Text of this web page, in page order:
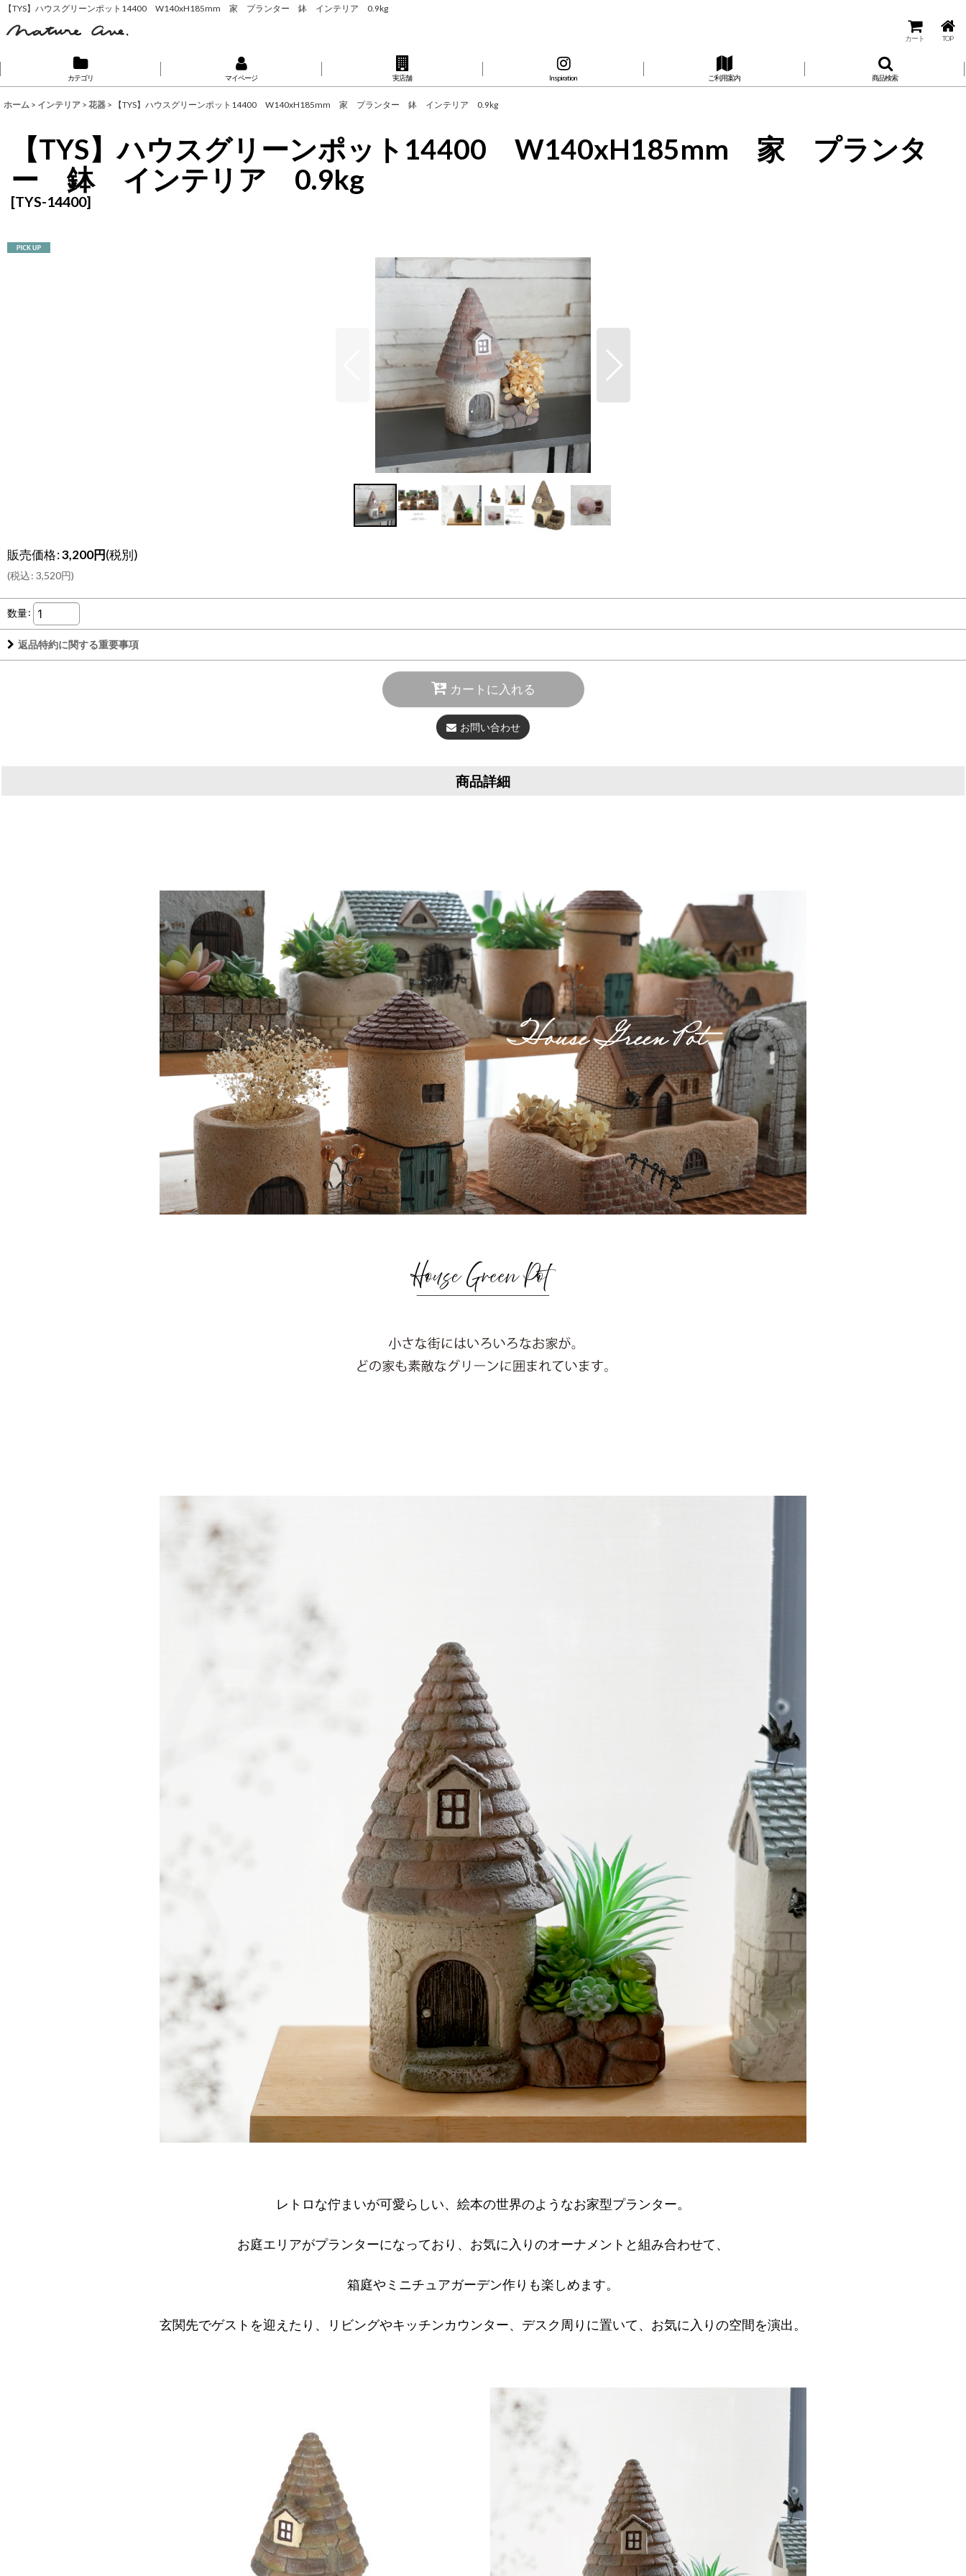
【TYS】ハウスグリーンポット14400 W140xH185mm 家 プランター 鉢 インテリア 0.9kg
カート TOP
カテゴリ マイページ 実店舗 Inspiration ご利用案内 商品検索
ホーム > インテリア > 花器 > 【TYS】ハウスグリーンポット14400 W140xH185mm 家 プランター 鉢 インテリア 0.9kg
【TYS】ハウスグリーンポット14400 W140xH185mm 家 プランタ
ー 鉢 インテリア 0.9kg
[TYS-14400]
販売価格:3,200円(税別)
(税込: 3,520円)
数量:
返品特約に関する重要事項
カートに入れる
お問い合わせ
商品詳細
レトロな佇まいが可愛らしい、絵本の世界のようなお家型プランター。
お庭エリアがプランターになっており、お気に入りのオーナメントと組み合わせて、
箱庭やミニチュアガーデン作りも楽しめます。
玄関先でゲストを迎えたり、リビングやキッチンカウンター、デスク周りに置いて、お気に入りの空間を演出。